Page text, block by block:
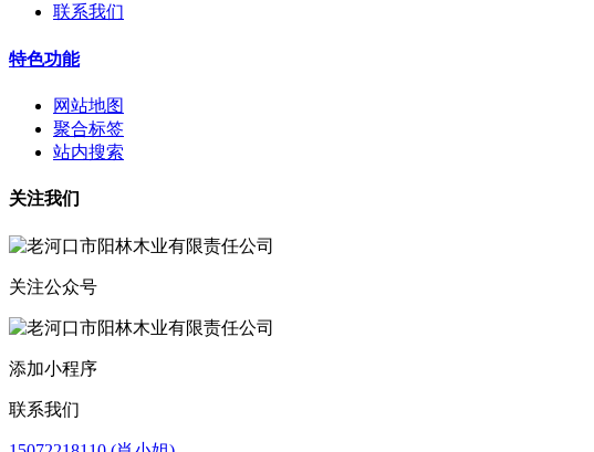
联系我们
特色功能
网站地图
聚合标签
站内搜索
关注我们
关注公众号
添加小程序
联系我们